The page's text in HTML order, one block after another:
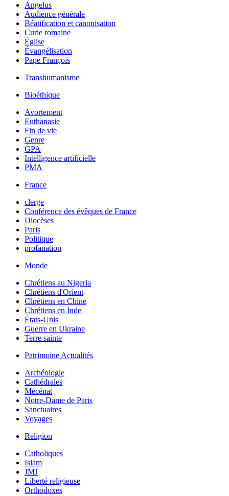
Angelus
Audience générale
Béatification et canonisation
Curie romaine
Église
Évangélisation
Pape François
Transhumanisme
Bioéthique
Avortement
Euthanasie
Fin de vie
Genre
GPA
Intelligence artificielle
PMA
France
clerge
Conférence des évêques de France
Diocèses
Paris
Politique
profanation
Monde
Chrétiens au Nigeria
Chrétiens d'Orient
Chrétiens en Chine
Chrétiens en Inde
États-Unis
Guerre en Ukraine
Terre sainte
Patrimoine Actualités
Archéologie
Cathédrales
Mécénat
Notre-Dame de Paris
Sanctuaires
Voyages
Religion
Catholiques
Islam
JMJ
Liberté religieuse
Orthodoxes